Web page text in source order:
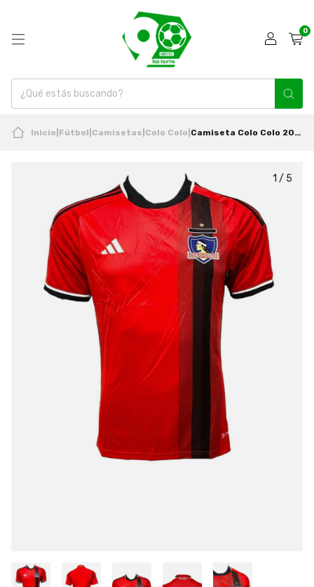
0
Inicio Fútbol Camisetas Colo Colo Camiseta Colo Colo 2023 Visita Sin Sponsor Original Adidas
1 / 5